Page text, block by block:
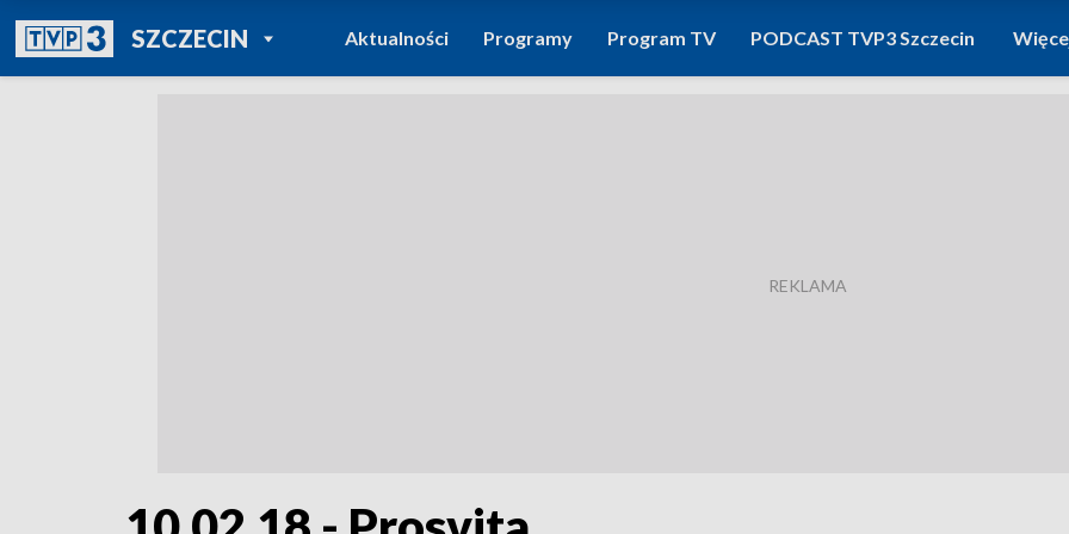
SZCZECINPOWRÓT DO
TVP REGIONY
Aktualności Programy Program TV PODCAST TVP3 Szczecin